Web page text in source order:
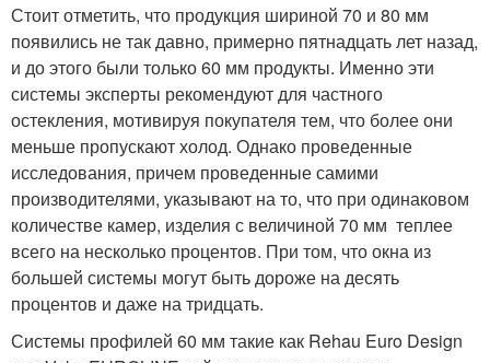
Стоит отметить, что продукция шириной 70 и 80 мм
появились не так давно, примерно пятнадцать лет назад,
и до этого были только 60 мм продукты. Именно эти
системы эксперты рекомендуют для частного
остекления, мотивируя покупателя тем, что более они
меньше пропускают холод. Однако проведенные
исследования, причем проведенные самими
производителями, указывают на то, что при одинаковом
количестве камер, изделия с величиной 70 мм теплее
всего на несколько процентов. При том, что окна из
большей системы могут быть дороже на десять
процентов и даже на тридцать.
Системы профилей 60 мм такие как Rehau Euro Design